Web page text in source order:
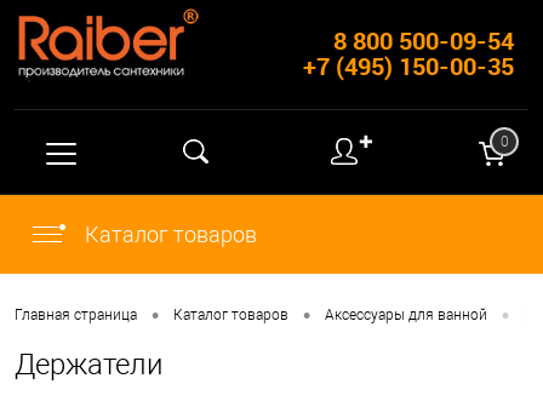
8 800 500-09-54
+7 (495) 150-00-35
✚ 0
Каталог товаров
Главная страница • Каталог товаров • Аксессуары для ванной •
Держатели